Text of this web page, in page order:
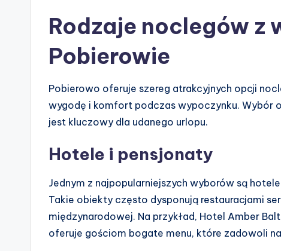
Rodzaje noclegów z
Pobierowie
Pobierowo oferuje szereg atrakcyjnych opcji
wygodę i komfort podczas wypoczynku. Wybór
jest kluczowy dla udanego urlopu.
Hotele i pensjonaty
Jednym z najpopularniejszych wyborów są
Takie obiekty często dysponują restauracjami
międzynarodowej. Na przykład, Hotel Amber
oferuje gościom bogate menu, które zadowoli